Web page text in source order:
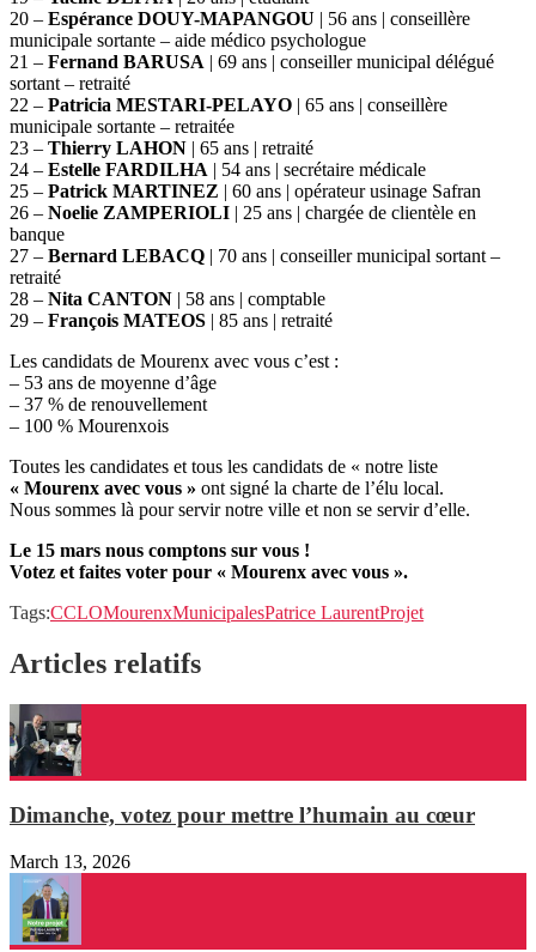
20 – Espérance DOUY-MAPANGOU | 56 ans | conseillère
municipale sortante – aide médico psychologue
21 – Fernand BARUSA | 69 ans | conseiller municipal délégué
sortant – retraité
22 – Patricia MESTARI-PELAYO | 65 ans | conseillère
municipale sortante – retraitée
23 – Thierry LAHON | 65 ans | retraité
24 – Estelle FARDILHA | 54 ans | secrétaire médicale
25 – Patrick MARTINEZ | 60 ans | opérateur usinage Safran
26 – Noelie ZAMPERIOLI | 25 ans | chargée de clientèle en
banque
27 – Bernard LEBACQ | 70 ans | conseiller municipal sortant –
retraité
28 – Nita CANTON | 58 ans | comptable
29 – François MATEOS | 85 ans | retraité
Les candidats de Mourenx avec vous c’est :
– 53 ans de moyenne d’âge
– 37 % de renouvellement
– 100 % Mourenxois
Toutes les candidates et tous les candidats de « notre liste
« Mourenx avec vous » ont signé la charte de l’élu local.
Nous sommes là pour servir notre ville et non se servir d’elle.
Le 15 mars nous comptons sur vous !
Votez et faites voter pour « Mourenx avec vous ».
Tags:CCLOMourenxMunicipalesPatrice LaurentProjet
Articles relatifs
Dimanche, votez pour mettre l’humain au cœur
March 13, 2026